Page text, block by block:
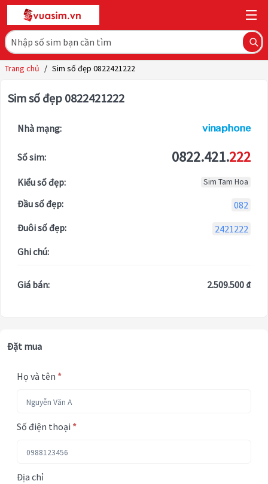
Trang chủ / Sim số đẹp 0822421222
Sim số đẹp 0822421222
Nhà mạng:
Số sim: 0822.421.222
Kiểu số đẹp: Sim Tam Hoa
Đầu số đẹp:
082
Đuôi số đẹp:
2421222
Ghi chú:
Giá bán: 2.509.500 ₫
Đặt mua
Họ và tên *
Số điện thoại *
Địa chỉ